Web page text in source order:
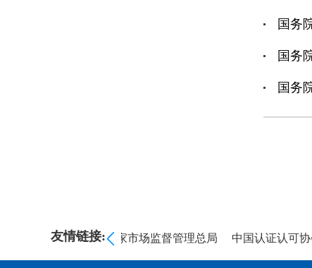
国务
国务
国务
友情链接:
海关总署 国家市场监督管理总局 中国认证认可协